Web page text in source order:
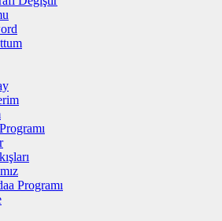
Programı